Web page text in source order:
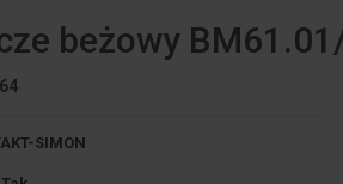
beżowy
SIMON